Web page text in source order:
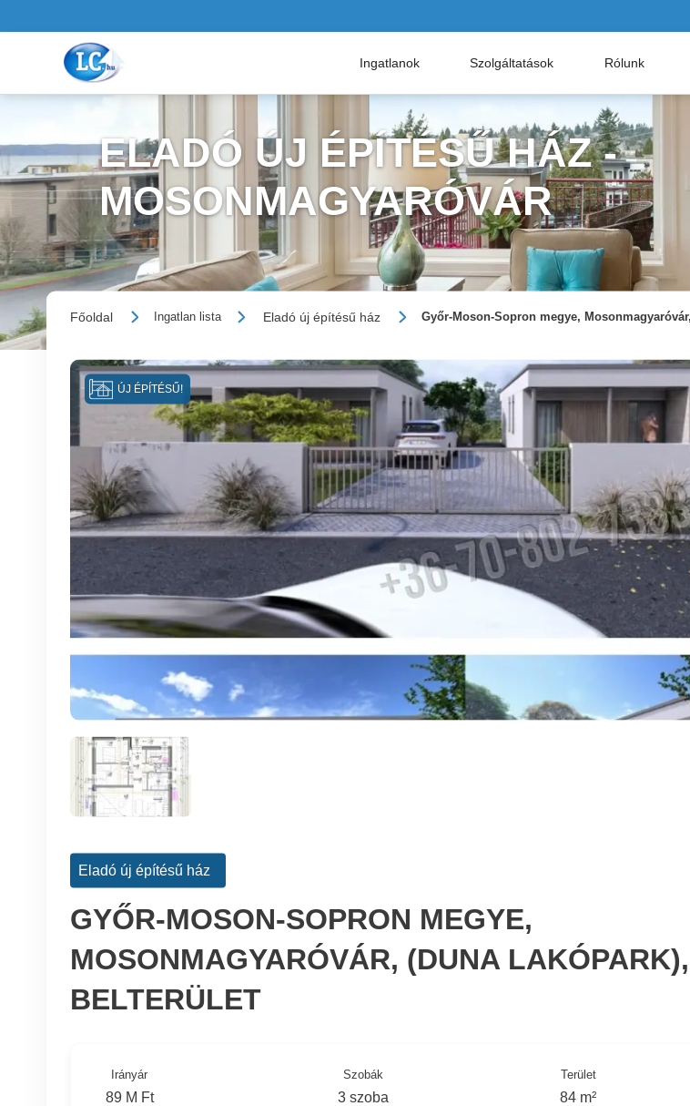
Ingatlanok Szolgáltatások Rólunk
ELADÓ ÚJ ÉPÍTÉSŰ HÁZ -
MOSONMAGYARÓVÁR
Főoldal Ingatlan lista Eladó új építésű ház Győr-Moson-Sopron megye,
ÚJ ÉPÍTÉSŰ!
Eladó új építésű ház
GYŐR-MOSON-SOPRON MEGYE,
MOSONMAGYARÓVÁR, (DUNA LAKÓPARK),
BELTERÜLET
Irányár
89 M Ft
Szobák
3 szoba
Terület
84 m²